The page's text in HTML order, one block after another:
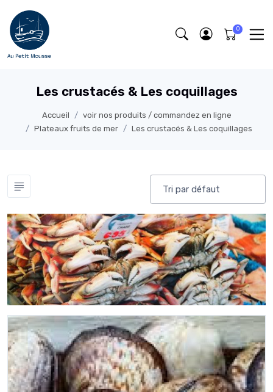
Les crustacés & Les coquillages
Accueil
voir nos produits / commandez en ligne
Plateaux fruits de mer
Les crustacés & Les coquillages